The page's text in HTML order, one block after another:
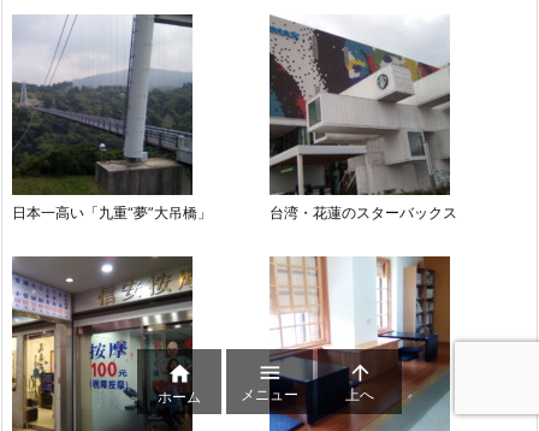
日本一高い「九重“夢”大吊橋」 台湾・花蓮のスターバックス

ホーム

メニュー

上へ